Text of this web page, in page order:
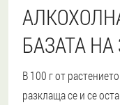
БАЗАТА
В 100 г от
разклаща се и се